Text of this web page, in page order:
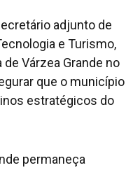
adjunto de
e Turismo,
Várzea Grande no
que o município
estratégicos do
permaneça